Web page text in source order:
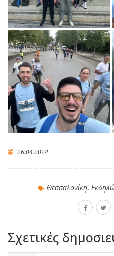
26.04.2024
Θεσσαλονίκη,
Σχετικές